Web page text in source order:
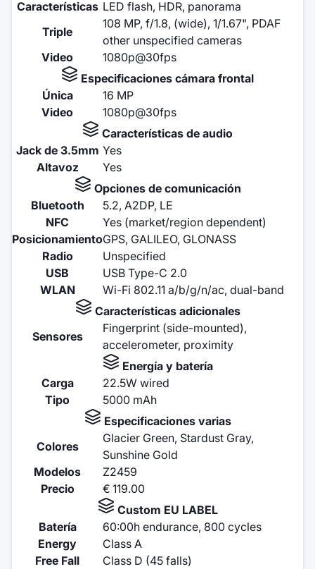
Características LED flash, HDR, panorama
Triple
108 MP, f/1.8, (wide), 1/1.67", PDAF
other unspecified cameras
Video
1080p@30fps
Especificaciones cámara frontal
Única
16 MP
Video
1080p@30fps
Características de audio
Jack de 3.5mm Yes
Altavoz
Yes
Opciones de comunicación
Bluetooth
5.2, A2DP, LE
NFC
Yes (market/region dependent)
PosicionamientoGPS, GALILEO, GLONASS
Radio
Unspecified
USB
USB Type-C 2.0
WLAN
Wi-Fi 802.11 a/b/g/n/ac, dual-band
Características adicionales
Sensores
Fingerprint (side-mounted),
accelerometer, proximity
Energía y batería
Carga
22.5W wired
Tipo
5000 mAh
Especificaciones varias
Colores
Glacier Green, Stardust Gray,
Sunshine Gold
Modelos
Z2459
Precio
€ 119.00
Custom EU LABEL
Batería
60:00h endurance, 800 cycles
Energy
Class A
Free Fall
Class D (45 falls)